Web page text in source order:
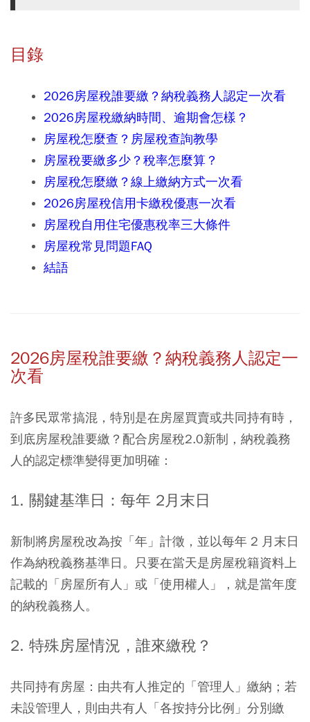
目錄
2026房屋稅誰要繳？納稅義務人認定一次看
2026房屋稅繳納時間、逾期會怎樣？
房屋稅怎麼查？房屋稅查詢教學
房屋稅要繳多少？稅率怎麼算？
房屋稅怎麼繳？線上繳納方式一次看
2026房屋稅信用卡繳稅優惠一次看
房屋稅自用住宅優惠稅率三大條件
房屋稅常見問題FAQ
結語
2026房屋稅誰要繳？納稅義務人認定一
次看
許多民眾常搞混，特別是在房屋買賣或共同持有時，
到底房屋稅誰要繳？配合房屋稅2.0新制，納稅義務
人的認定標準變得更加明確：
1. 關鍵基準日：每年 2月末日
新制將房屋稅改為按「年」計徵，並以每年 2 月末日
作為納稅義務基準日。只要在當天是房屋稅籍資料上
記載的「房屋所有人」或「使用權人」，就是當年度
的納稅義務人。
2. 特殊房屋情況，誰來繳稅？
共同持有房屋： 由共有人推定的「管理人」繳納；若
未設管理人，則由共有人「各按持分比例」分別繳